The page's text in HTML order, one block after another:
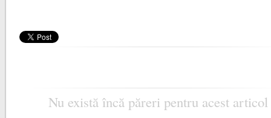
Nu există încă păreri pentru acest articol